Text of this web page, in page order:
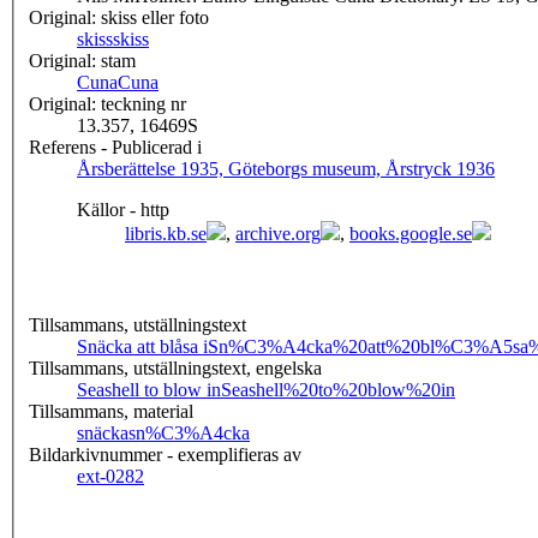
Original: skiss eller foto
skissskiss
Original: stam
CunaCuna
Original: teckning nr
13.357, 16469S
Referens - Publicerad i
Årsberättelse 1935, Göteborgs museum, Årstryck 1936
Källor - http
libris.kb.se
, archive.org , books.google.se
Tillsammans, utställningstext
Snäcka att blåsa i
Tillsammans, utställningstext, engelska
Seashell to blow inSeashell%20to%20blow%20in
Tillsammans, material
snäckasn%C3%A4cka
Bildarkivnummer - exemplifieras av
ext-0282